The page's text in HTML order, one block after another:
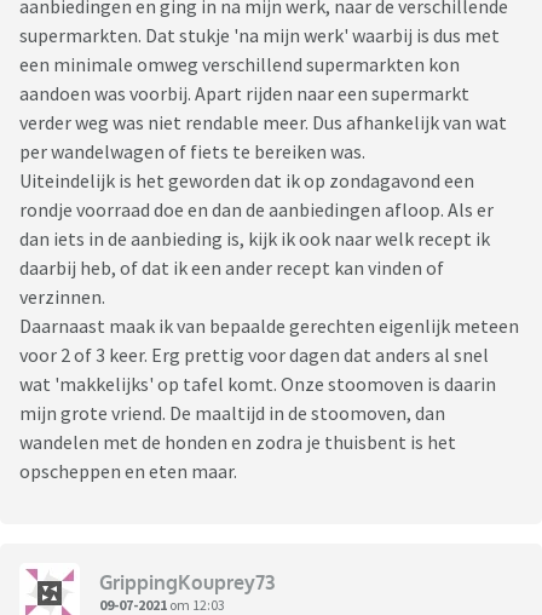
aanbiedingen en ging in na mijn werk, naar de verschillende
supermarkten. Dat stukje 'na mijn werk' waarbij is dus met
een minimale omweg verschillend supermarkten kon
aandoen was voorbij. Apart rijden naar een supermarkt
verder weg was niet rendable meer. Dus afhankelijk van wat
per wandelwagen of fiets te bereiken was.
Uiteindelijk is het geworden dat ik op zondagavond een
rondje voorraad doe en dan de aanbiedingen afloop. Als er
dan iets in de aanbieding is, kijk ik ook naar welk recept ik
daarbij heb, of dat ik een ander recept kan vinden of
verzinnen.
Daarnaast maak ik van bepaalde gerechten eigenlijk meteen
voor 2 of 3 keer. Erg prettig voor dagen dat anders al snel
wat 'makkelijks' op tafel komt. Onze stoomoven is daarin
mijn grote vriend. De maaltijd in de stoomoven, dan
wandelen met de honden en zodra je thuisbent is het
opscheppen en eten maar.
GrippingKouprey73
09-07-2021 om 12:03